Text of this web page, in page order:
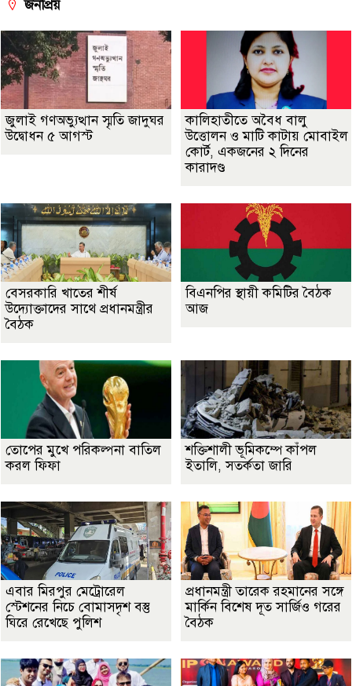
জনপ্রিয়
জুলাই গণঅভ্যুত্থান স্মৃতি জাদুঘর
উদ্বোধন ৫ আগস্ট
কালিহাতীতে অবৈধ বালু
উত্তোলন ও মাটি কাটায় মোবাইল
কোর্ট, একজনের ২ দিনের
কারাদণ্ড
বেসরকারি খাতের শীর্ষ
উদ্যোক্তাদের সাথে প্রধানমন্ত্রীর
বৈঠক
বিএনপির স্থায়ী কমিটির বৈঠক
আজ
তোপের মুখে পরিকল্পনা বাতিল
করল ফিফা
শক্তিশালী ভূমিকম্পে কাঁপল
ইতালি, সতর্কতা জারি
এবার মিরপুর মেট্রোরেল
স্টেশনের নিচে বোমাসদৃশ বস্তু
ঘিরে রেখেছে পুলিশ
প্রধানমন্ত্রী তারেক রহমানের সঙ্গে
মার্কিন বিশেষ দূত সার্জিও গরের
বৈঠক